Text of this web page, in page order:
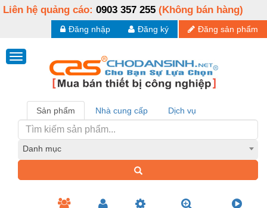
Liên hệ quảng cáo: 0903 357 255 (Không bán hàng)
Đăng sản phẩm
Đăng ký
Đăng nhập
Sản phẩm Nhà cung cấp Dịch vụ
Danh mục